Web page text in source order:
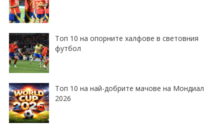
Топ 10 на опорните халфове в световния
футбол
Топ 10 на най-добрите мачове на Мондиал
2026